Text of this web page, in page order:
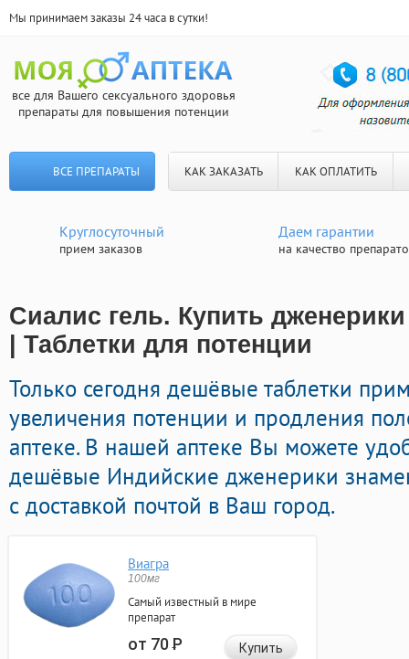
Мы принимаем заказы 24 часа в сутки!
все для Вашего сексуального здоровья
препараты для повышения потенции
ВСЕ ПРЕПАРАТЫ КАК ЗАКАЗАТЬ КАК ОПЛАТИТЬ
Круглосуточный
прием заказов
Даем гарантии
на качество
Сиалис гель. Купить дженерики
| Таблетки для потенции
Только сегодня дешёвые таблетки
увеличения потенции и продления
аптеке. В нашей аптеке Вы можете
дешёвые Индийские дженерики
с доставкой почтой в Ваш город.
Виагра
100мг
Самый известный в мире
препарат
от 70Р Купить